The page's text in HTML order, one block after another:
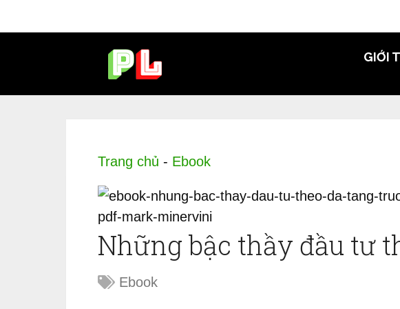
GIỚI
Trang chủ - Ebook
Những bậc thầy đầu tư
Ebook